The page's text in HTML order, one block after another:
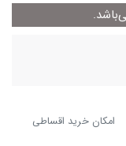
امکان خرید اقساطی